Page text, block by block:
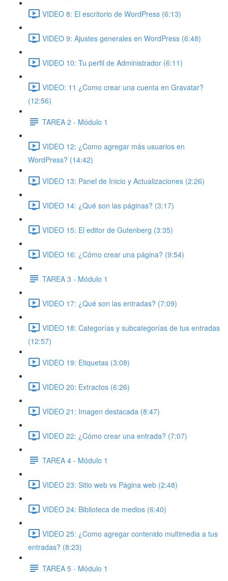
VIDEO 8: El escritorio de WordPress (6:13)
VIDEO 9: Ajustes generales en WordPress (6:48)
VIDEO 10: Tu perfil de Administrador (6:11)
VIDEO: 11 ¿Como crear una cuenta en Gravatar?
(12:56)
TAREA 2 - Módulo 1
VIDEO 12: ¿Como agregar más usuarios en
WordPress? (14:42)
VIDEO 13: Panel de Inicio y Actualizaciones (2:26)
VIDEO 14: ¿Qué son las páginas? (3:17)
VIDEO 15: El editor de Gutenberg (3:35)
VIDEO 16: ¿Cómo crear una página? (9:54)
TAREA 3 - Módulo 1
VIDEO 17: ¿Qué son las entradas? (7:09)
VIDEO 18: Categorías y subcategorías de tus entradas
(12:57)
VIDEO 19: Etiquetas (3:08)
VIDEO 20: Extractos (6:26)
VIDEO 21: Imagen destacada (8:47)
VIDEO 22: ¿Cómo crear una entrada? (7:07)
TAREA 4 - Módulo 1
VIDEO 23: Sitio web vs Página web (2:48)
VIDEO 24: Biblioteca de medios (6:40)
VIDEO 25: ¿Como agregar contenido multimedia a tus
entradas? (8:23)
TAREA 5 - Módulo 1